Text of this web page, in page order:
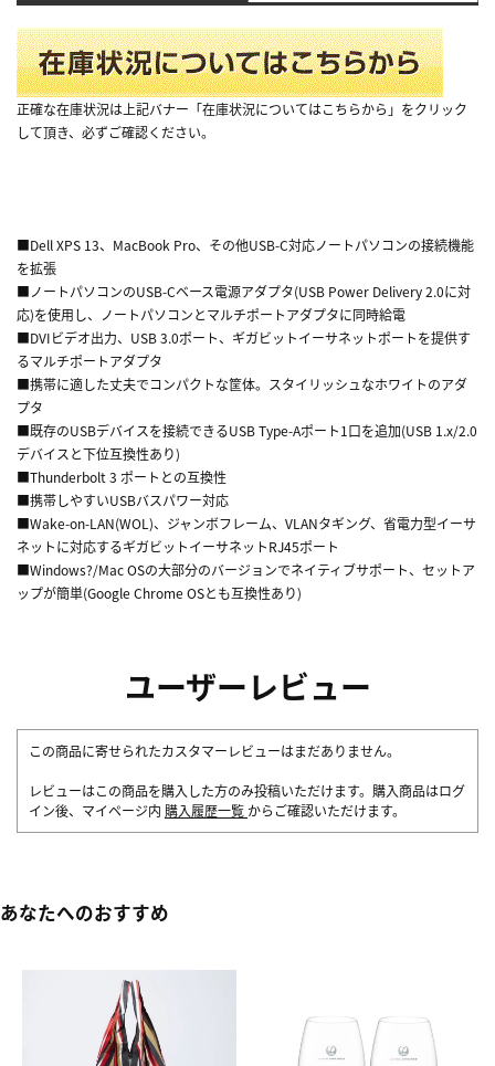
正確な在庫状況は上記バナー「在庫状況についてはこちらから」をクリック
して頂き、必ずご確認ください。
■Dell XPS 13、MacBook Pro、その他USB-C対応ノートパソコンの接続機能
を拡張
■ノートパソコンのUSB-Cベース電源アダプタ(USB Power Delivery 2.0に対
応)を使用し、ノートパソコンとマルチポートアダプタに同時給電
■DVIビデオ出力、USB 3.0ポート、ギガビットイーサネットポートを提供す
るマルチポートアダプタ
■携帯に適した丈夫でコンパクトな筐体。スタイリッシュなホワイトのアダ
プタ
■既存のUSBデバイスを接続できるUSB Type-Aポート1口を追加(USB 1.x/2.0
デバイスと下位互換性あり)
■Thunderbolt 3 ポートとの互換性
■携帯しやすいUSBバスパワー対応
■Wake-on-LAN(WOL)、ジャンボフレーム、VLANタギング、省電力型イーサ
ネットに対応するギガビットイーサネットRJ45ポート
■Windows?/Mac OSの大部分のバージョンでネイティブサポート、セットア
ップが簡単(Google Chrome OSとも互換性あり)
ユーザーレビュー
この商品に寄せられたカスタマーレビューはまだありません。
レビューはこの商品を購入した方のみ投稿いただけます。購入商品はログ
イン後、マイページ内 購入履歴一覧 からご確認いただけます。
あなたへのおすすめ